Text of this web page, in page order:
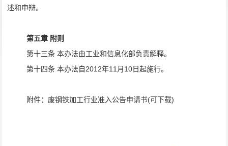
述和申辩。
第五章 附则
第十三条 本办法由工业和信息化部负责解释。
第十四条 本办法自2012年11 月 10日起施行。
附件： 废钢铁加工行业准入公告申请书(可下载)